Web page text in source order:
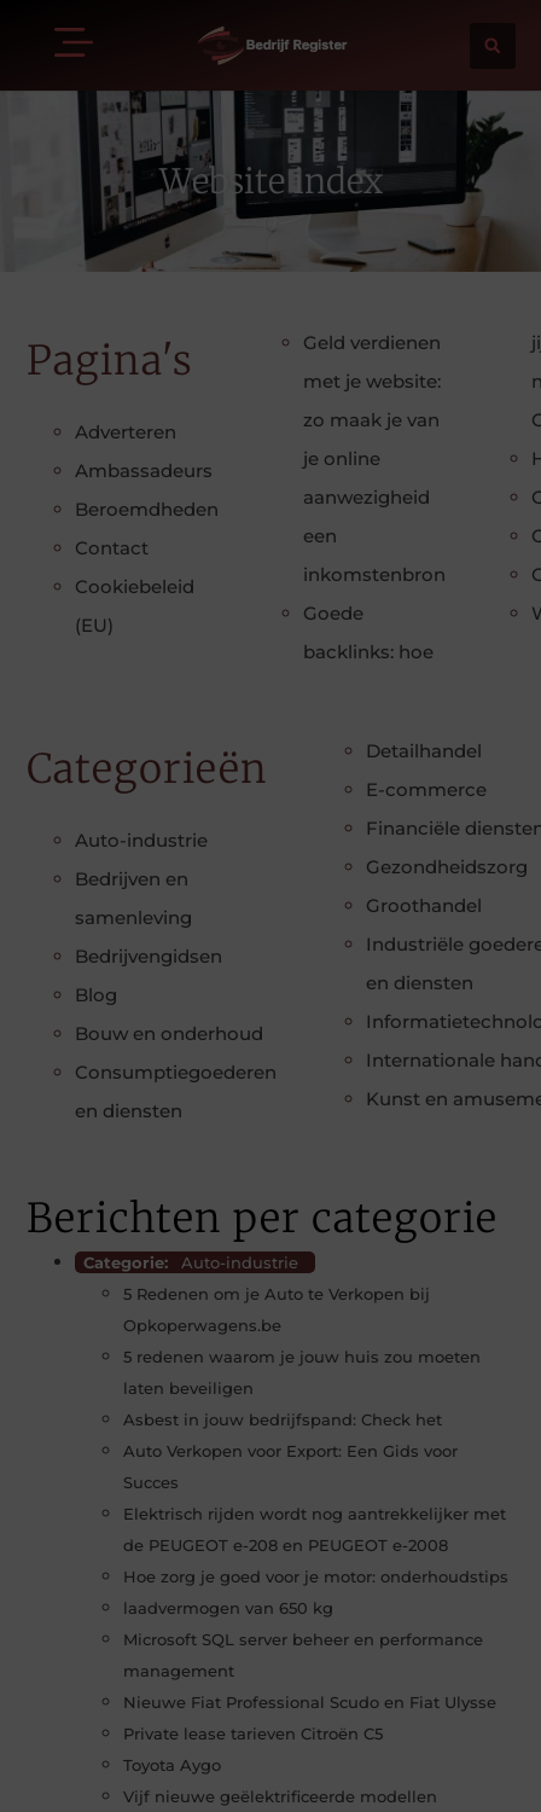
Website index
Pagina's
Adverteren
Ambassadeurs
Beroemdheden
Contact
Cookiebeleid
(EU)
Geld verdienen
met je website:
zo maak je van
je online
aanwezigheid
een
inkomstenbron
Goede
backlinks: hoe
Categorieën
Auto-industrie
Bedrijven en
samenleving
Bedrijvengidsen
Blog
Bouw en onderhoud
Consumptiegoederen
en diensten
Detailhandel
E-commerce
Financiële
Gezondheidszorg
Groothandel
Industriële
en diensten
Internationale
Kunst en
Berichten per categorie
Categorie:
Auto-industrie
5 Redenen om je Auto te Verkopen bij
Opkoperwagens.be
5 redenen waarom je jouw huis zou moeten
laten beveiligen
Asbest in jouw bedrijfspand: Check het
Auto Verkopen voor Export: Een Gids voor
Succes
Elektrisch rijden wordt nog aantrekkelijker met
de PEUGEOT e-208 en PEUGEOT e-2008
Hoe zorg je goed voor je motor: onderhoudstips
laadvermogen van 650 kg
Microsoft SQL server beheer en performance
management
Nieuwe Fiat Professional Scudo en Fiat Ulysse
Private lease tarieven Citroën C5
Toyota Aygo
Vijf nieuwe geëlektrificeerde modellen